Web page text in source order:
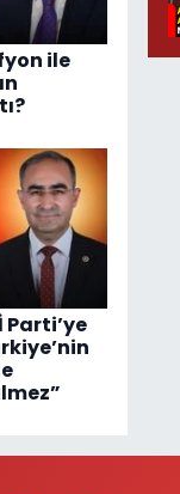
ile
Parti’ye